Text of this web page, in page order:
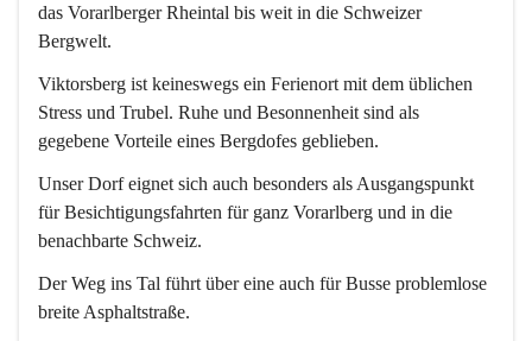
das Vorarlberger Rheintal bis weit in die Schweizer
Bergwelt.
Viktorsberg ist keineswegs ein Ferienort mit dem üblichen
Stress und Trubel. Ruhe und Besonnenheit sind als
gegebene Vorteile eines Bergdofes geblieben.
Unser Dorf eignet sich auch besonders als Ausgangspunkt
für Besichtigungsfahrten für ganz Vorarlberg und in die
benachbarte Schweiz.
Der Weg ins Tal führt über eine auch für Busse problemlose
breite Asphaltstraße.